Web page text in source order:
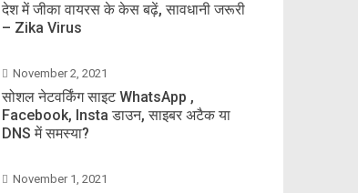
देश में जीका वायरस के केस बढ़ें, सावधानी जरूरी
– Zika Virus
November 2, 2021
सोशल नेटवर्किंग साइट WhatsApp ,
Facebook, Insta डाउन, साइबर अटैक या
DNS में समस्या?
November 1, 2021